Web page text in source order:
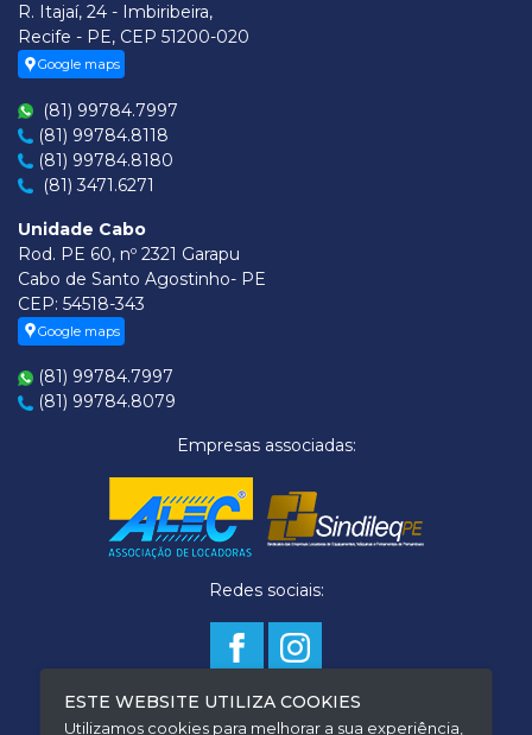
R. Itajaí, 24 - Imbiribeira,
Recife - PE, CEP 51200-020
Google maps
(81) 99784.7997
(81) 99784.8118
(81) 99784.8180
(81) 3471.6271
Unidade Cabo
Rod. PE 60, nº 2321 Garapu
Cabo de Santo Agostinho- PE
CEP: 54518-343
Google maps
(81) 99784.7997
(81) 99784.8079
Empresas associadas:
Redes sociais:
Termo de Privacidade
ESTE WEBSITE UTILIZA COOKIES
Utilizamos cookies para melhorar a sua experiência,